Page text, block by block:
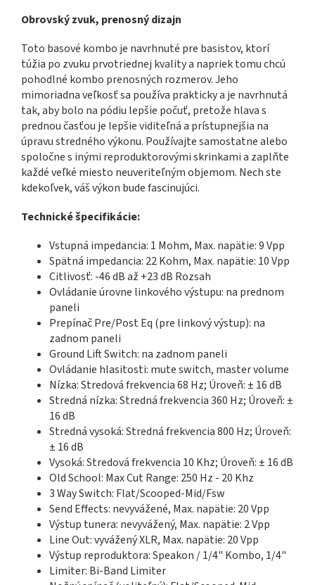
Obrovský zvuk, prenosný dizajn
Toto basové kombo je navrhnuté pre basistov, ktorí
túžia po zvuku prvotriednej kvality a napriek tomu chcú
pohodlné kombo prenosných rozmerov. Jeho
mimoriadna veľkosť sa používa prakticky a je navrhnutá
tak, aby bolo na pódiu lepšie počuť, pretože hlava s
prednou časťou je lepšie viditeľná a prístupnejšia na
úpravu stredného výkonu. Používajte samostatne alebo
spoločne s inými reproduktorovými skrinkami a zaplňte
každé veľké miesto neuveriteľným objemom. Nech ste
kdekoľvek, váš výkon bude fascinujúci.
Technické špecifikácie:
Vstupná impedancia: 1 Mohm, Max. napätie: 9 Vpp
Spätná impedancia: 22 Kohm, Max. napätie: 10 Vpp
Citlivosť: -46 dB až +23 dB Rozsah
Ovládanie úrovne linkového výstupu: na prednom
paneli
Prepínač Pre/Post Eq (pre linkový výstup): na
zadnom paneli
Ground Lift Switch: na zadnom paneli
Ovládanie hlasitosti: mute switch, master volume
Nízka: Stredová frekvencia 68 Hz; Úroveň: ± 16 dB
Stredná nízka: Stredná frekvencia 360 Hz; Úroveň: ±
16 dB
Stredná vysoká: Stredná frekvencia 800 Hz; Úroveň:
± 16 dB
Vysoká: Stredová frekvencia 10 Khz; Úroveň: ± 16 dB
Old School: Max Cut Range: 250 Hz - 20 Khz
3 Way Switch: Flat/Scooped-Mid/Fsw
Send Effects: nevyvážené, Max. napätie: 20 Vpp
Výstup tunera: nevyvážený, Max. napätie: 2 Vpp
Line Out: vyvážený XLR, Max. napätie: 20 Vpp
Výstup reproduktora: Speakon / 1/4" Kombo, 1/4"
Limiter: Bi-Band Limiter